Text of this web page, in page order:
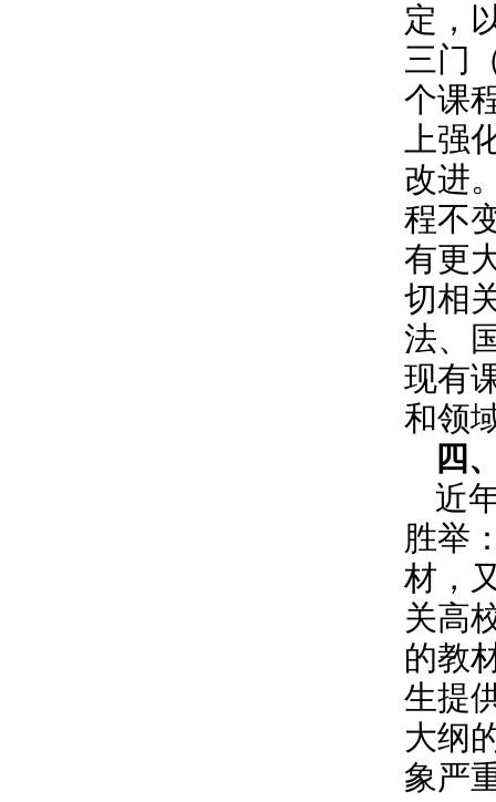
定，
三门
个课
上强
改进
程不
有更
切相
法、
现有
和领
四
近
胜举
材，
关高
的教
生提
大纲
象严